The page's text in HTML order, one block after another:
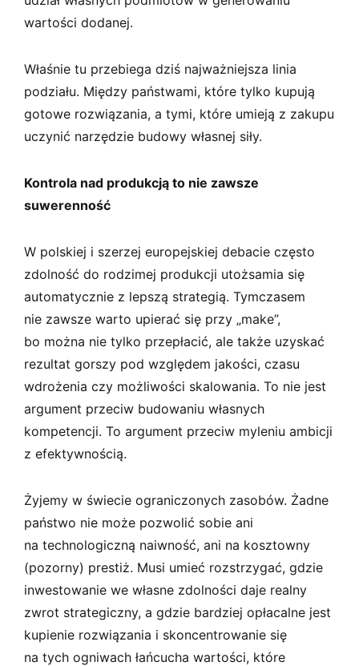
wartości dodanej.
Właśnie tu przebiega dziś najważniejsza linia
podziału. Między państwami, które tylko kupują
gotowe rozwiązania, a tymi, które umieją z zakupu
uczynić narzędzie budowy własnej siły.
Kontrola nad produkcją to nie zawsze
suwerenność
W polskiej i szerzej europejskiej debacie często
zdolność do rodzimej produkcji utożsamia się
automatycznie z lepszą strategią. Tymczasem
nie zawsze warto upierać się przy „make”,
bo można nie tylko przepłacić, ale także uzyskać
rezultat gorszy pod względem jakości, czasu
wdrożenia czy możliwości skalowania. To nie jest
argument przeciw budowaniu własnych
kompetencji. To argument przeciw myleniu ambicji
z efektywnością.
Żyjemy w świecie ograniczonych zasobów. Żadne
państwo nie może pozwolić sobie ani
na technologiczną naiwność, ani na kosztowny
(pozorny) prestiż. Musi umieć rozstrzygać, gdzie
inwestowanie we własne zdolności daje realny
zwrot strategiczny, a gdzie bardziej opłacalne jest
kupienie rozwiązania i skoncentrowanie się
na tych ogniwach łańcucha wartości, które